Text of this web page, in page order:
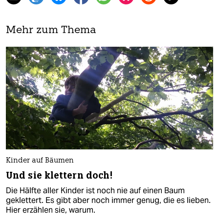
Mehr zum Thema
Kinder auf Bäumen
Und sie klettern doch!
Die Hälfte aller Kinder ist noch nie auf einen Baum
geklettert. Es gibt aber noch immer genug, die es lieben.
Hier erzählen sie, warum.